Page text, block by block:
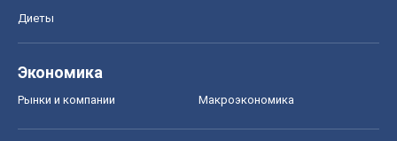
Диеты
Экономика
Рынки и компании Mакроэкономика